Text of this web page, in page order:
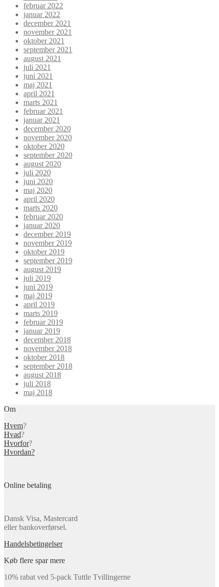
februar 2022
januar 2022
december 2021
november 2021
oktober 2021
september 2021
august 2021
juli 2021
juni 2021
maj 2021
april 2021
marts 2021
februar 2021
januar 2021
december 2020
november 2020
oktober 2020
september 2020
august 2020
juli 2020
juni 2020
maj 2020
april 2020
marts 2020
februar 2020
januar 2020
december 2019
november 2019
oktober 2019
september 2019
august 2019
juli 2019
juni 2019
maj 2019
april 2019
marts 2019
februar 2019
januar 2019
december 2018
november 2018
oktober 2018
september 2018
august 2018
juli 2018
maj 2018
Om
Hvem?
Hvad?
Hvorfor?
Hvordan?
Online betaling
Dansk Visa, Mastercard
eller bankoverførsel.
Handelsbetingelser
Køb flere spar mere
10% rabat ved 5-pack Tuttle Tvillingerne